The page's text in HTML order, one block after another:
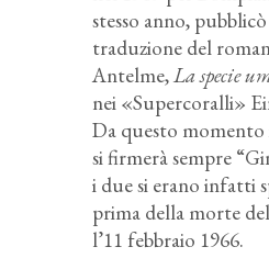
stesso anno,
traduzione del
Antelme,La specie
nei «Supercoralli»
Da questo
si firmerà sempre
i due si erano infatti
prima della morte
l’11 febbraio 1966.